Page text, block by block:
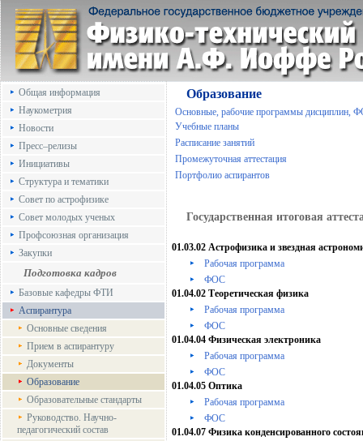
Общая информация
Наукометрия
Новости
Пресс–релизы
Инициативы
Структура и тематики
Совет по астрофизике
Совет молодых ученых
Профсоюзная организация
Закупки
Подготовка кадров
Базовые кафедры ФТИ
Аспирантура
Основные сведения
Прием в аспирантуру
Документы
Образование
Образовательные стандарты
Руководство. Научно-
педагогический состав
Образование
Основные, рабочие программы дисциплин,
Учебные планы
Расписание занятий
Промежуточная аттестация
Портфолио аспирантов
Государственная итоговая
01.03.02 Астрофизика и звездная
Рабочая программа
ФОС
01.04.02 Теоретическая физика
Рабочая программа
ФОС
01.04.04 Физическая электроника
Рабочая программа
ФОС
01.04.05 Оптика
Рабочая программа
ФОС
01.04.07 Физика конденсированного